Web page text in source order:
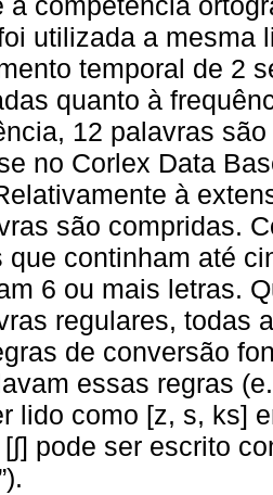
utilizada a mesma
temporal de 2
quanto à
12 palavras
no Corlex Data
à
são compridas.
que continham até
6 ou mais letras.
regulares, todas
de conversão
essas regras
lido como [z, s, ks]
pode ser escrito